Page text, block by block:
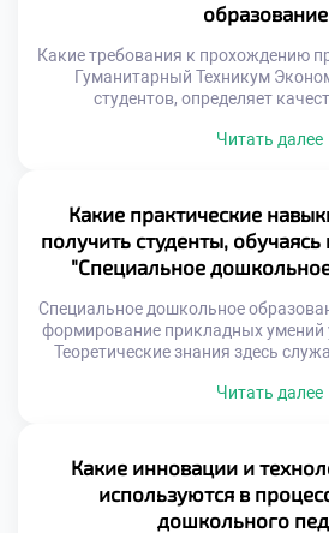
Какие требования к прохождению
Гуманитарный Техникум
студентов, определяет
образовательной
требует особого подхода к
погружаются в профессиональную
обеспечивает плавный переход
Требования к
Читать далее
Какие практические
получить студенты,
"Специальное
Специальное дошкольное
формирование прикладных умений
Теоретические знания здесь
конкретные инструменты
строится вокруг моделирования
ситуаций в аудитории. Будущие
себя в роли воспитателя еще
Читать далее
Какие инновации и
используются в
дошкольного